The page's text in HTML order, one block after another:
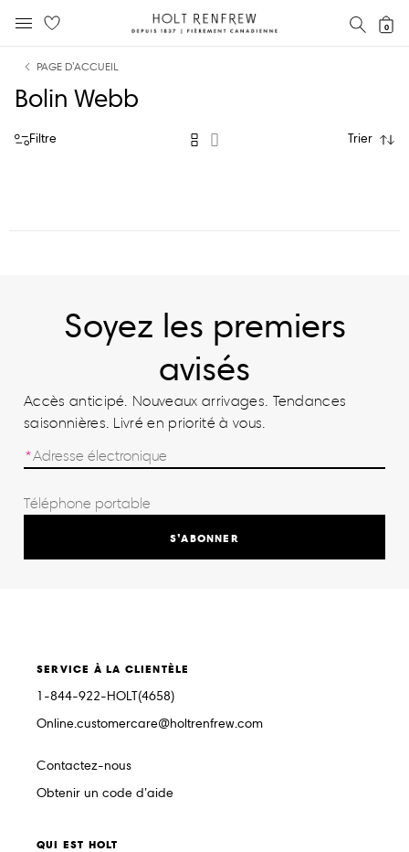
Holt
0
PAGE D’ACCUEIL
Bolin Webb
Filtre Trier
Soyez les premiers
avisés
Accès anticipé. Nouveaux arrivages. Tendances
saisonnières. Livré en priorité à vous.
S’ABONNER
SERVICE À LA CLIENTÈLE
1-844-922-HOLT(4658)
Online.customercare@holtrenfrew.com
Contactez-nous
Obtenir un code d’aide
QUI EST HOLT